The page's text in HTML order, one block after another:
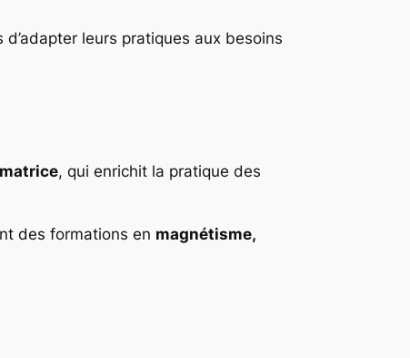
leurs pratiques aux besoins
, qui enrichit la pratique des
des formations en magnétisme,